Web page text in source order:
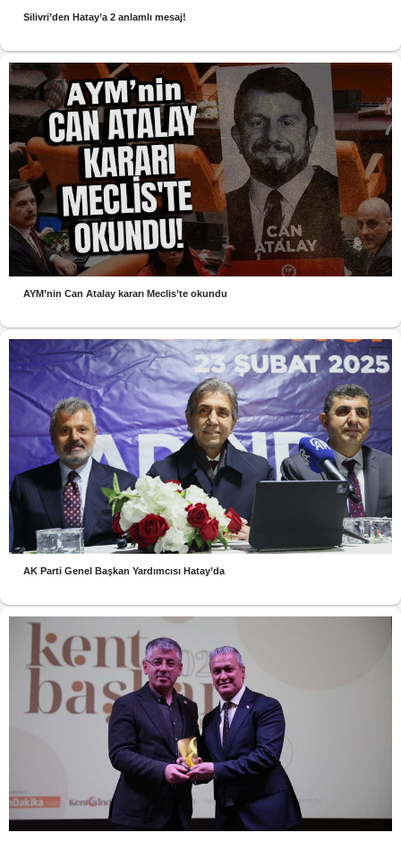
Silivri’den Hatay’a 2 anlamlı mesaj!
AYM’nin Can Atalay kararı Meclis’te okundu
AK Parti Genel Başkan Yardımcısı Hatay’da